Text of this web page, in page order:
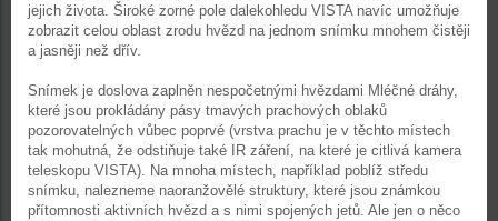
jejich života. Široké zorné pole dalekohledu VISTA navíc umožňuje
zobrazit celou oblast zrodu hvězd na jednom snímku mnohem čistěji
a jasněji než dřív.
Snímek je doslova zaplněn nespočetnými hvězdami Mléčné dráhy,
které jsou prokládány pásy tmavých prachových oblaků
pozorovatelných vůbec poprvé (vrstva prachu je v těchto místech
tak mohutná, že odstiňuje také IR záření, na které je citlivá kamera
teleskopu VISTA). Na mnoha místech, například poblíž středu
snímku, nalezneme naoranžovělé struktury, které jsou známkou
přítomnosti aktivních hvězd a s nimi spojených jetů. Ale jen o něco